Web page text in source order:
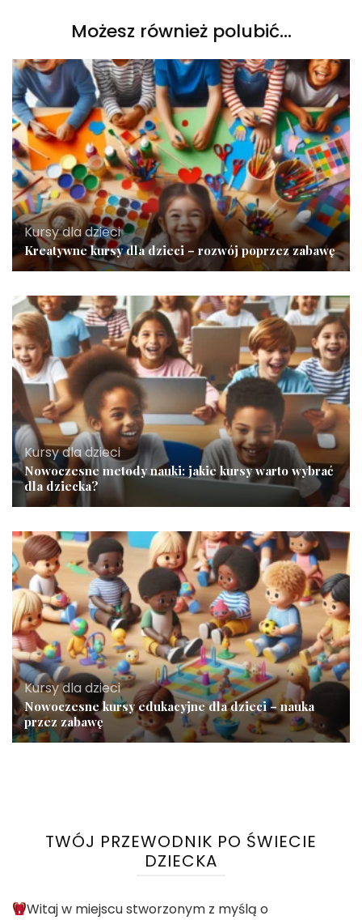
Możesz również polubić…
Kursy dla dzieci
Kreatywne kursy dla dzieci – rozwój poprzez zabawę
Kursy dla dzieci
Nowoczesne metody nauki: jakie kursy warto wybrać
dla dziecka?
Kursy dla dzieci
Nowoczesne kursy edukacyjne dla dzieci – nauka
przez zabawę
TWÓJ PRZEWODNIK PO ŚWIECIE
DZIECKA
Witaj w miejscu stworzonym z myślą o